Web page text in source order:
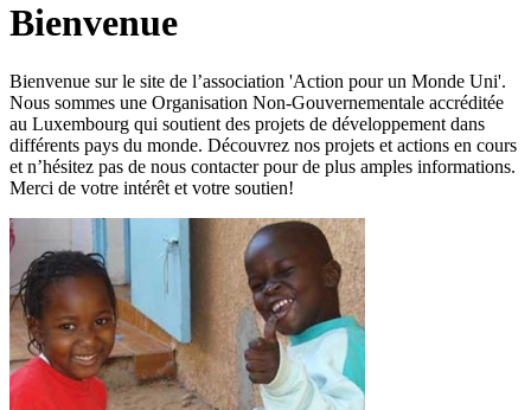
Bienvenue
Bienvenue sur le site de l’association 'Action pour un Monde Uni'.
Nous sommes une Organisation Non-Gouvernementale accréditée
au Luxembourg qui soutient des projets de développement dans
différents pays du monde. Découvrez nos projets et actions en cours
et n’hésitez pas de nous contacter pour de plus amples informations.
Merci de votre intérêt et votre soutien!